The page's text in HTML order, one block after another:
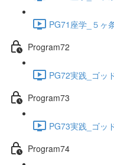
PG71座学_５ヶ
Program72
PG72実践_ゴッ
Program73
PG73実践_ゴッ
Program74